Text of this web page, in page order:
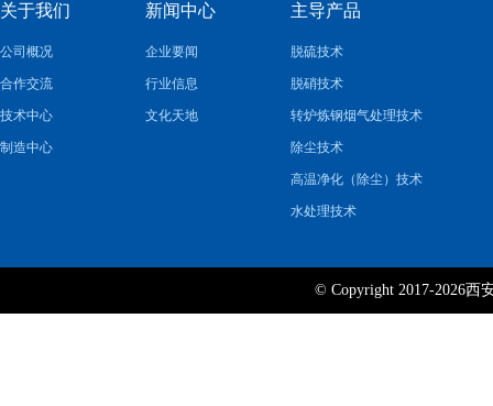
关于我们
公司概况
合作交流
技术中心
制造中心
新闻中心
企业要闻
行业信息
文化天地
主导产品
脱硫技术
脱硝技术
转炉炼钢烟气处理技术
除尘技术
高温净化（除尘）技术
水处理技术
© Copyright 2017-2026